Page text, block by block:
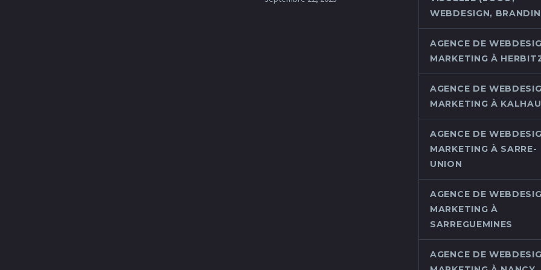
WEBDESIGN,
AGENCE DE
MARKETING À
AGENCE DE
MARKETING À
AGENCE DE
MARKETING À SARRE-
UNION
AGENCE DE
MARKETING À
SARREGUEMINES
AGENCE DE